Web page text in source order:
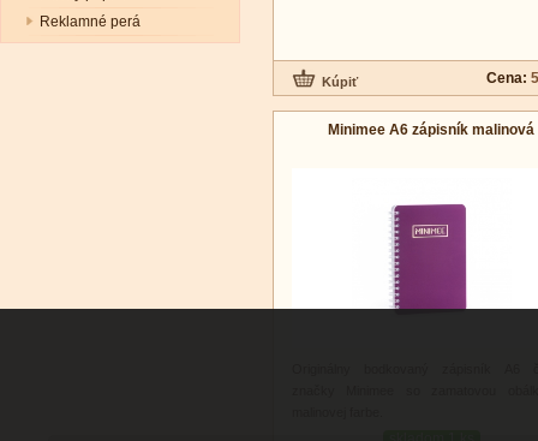
Reklamné perá
Cena:
Minimee A6 zápisník malinová